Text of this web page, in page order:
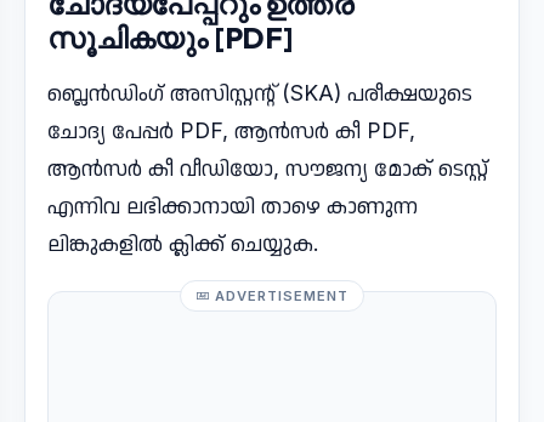
സൂചികയും [PDF]
ബ്ലെൻഡിംഗ് അസിസ്റ്റന്റ് (SKA) പരീക്ഷയുടെ
ചോദ്യ പേപ്പർ PDF, ആൻസർ കീ PDF,
ആൻസർ കീ വീഡിയോ, സൗജന്യ മോക് ടെസ്റ്റ്
എന്നിവ ലഭിക്കാനായി താഴെ കാണുന്ന
ലിങ്കുകളിൽ ക്ലിക്ക് ചെയ്യുക.
ADVERTISEMENT